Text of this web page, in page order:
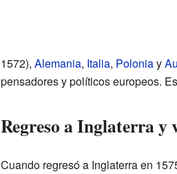
1572), Alemania, Italia, Poloniay
pensadores y políticos europeos.
Regreso a Inglaterra y
Cuando regresó a Inglaterra en